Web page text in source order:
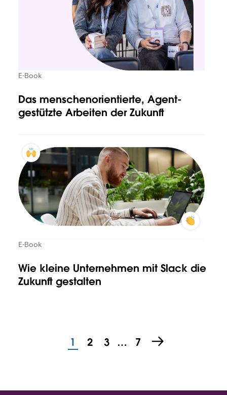
E-Book
Das menschenorientierte, Agent-
gestützte Arbeiten der Zukunft
E-Book
Wie kleine Unternehmen mit Slack die
Zukunft gestalten
1 2 3 … 7